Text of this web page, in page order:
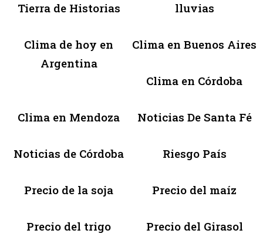
Tierra de Historias lluvias
Clima de hoy en
Argentina
Clima en Buenos Aires
Clima en Córdoba
Clima en Mendoza Noticias De Santa Fé
Noticias de Córdoba Riesgo País
Precio de la soja Precio del maíz
Precio del trigo Precio del Girasol